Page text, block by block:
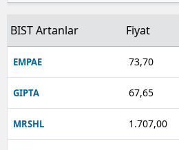
BIST Artanlar Fiyat
EMPAE 73,70
GIPTA 67,65
MRSHL 1.707,00